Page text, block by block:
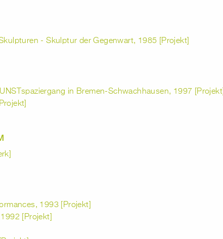
- Skulptur der Gegenwart, 1985 [Projekt]
in Bremen-Schwachhausen, 1997 [Projekt]
1993 [Projekt]
[Projekt]